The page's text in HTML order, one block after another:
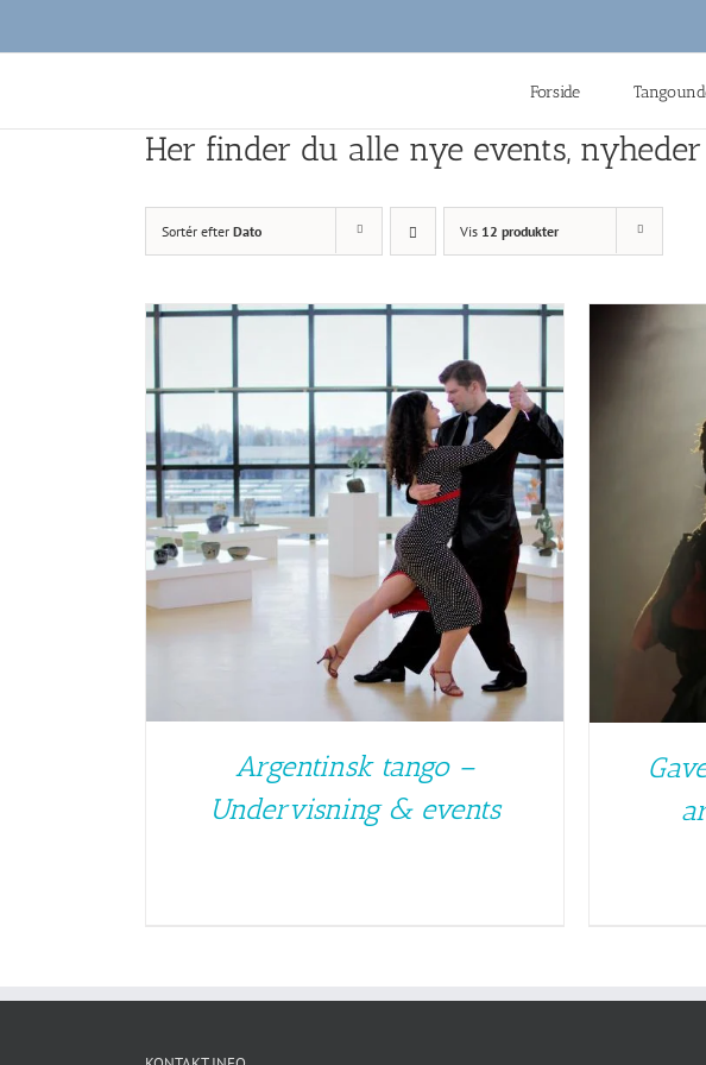
Forside
Her finder du alle nye events,
Sortér efter Dato Vis 12 produkter
Argentinsk tango –
Undervisning & events